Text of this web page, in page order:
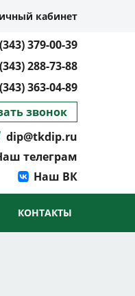
кабинет
379-00-39
288-73-88
363-04-89
звонок
dip@tkdip.ru
телеграм
Наш ВК
КОНТАКТЫ